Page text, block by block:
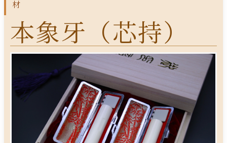
材
本象牙（芯持）